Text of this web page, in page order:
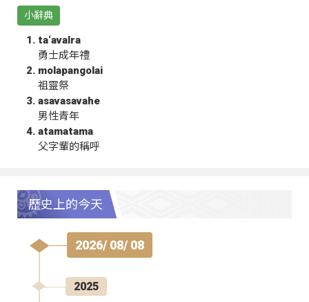
小辭典
ta‘avalra
勇士成年禮
molapangolai
祖靈祭
asavasavahe
男性青年
atamatama
父字輩的稱呼
歷史上的今天
2026/ 08/ 08
2025